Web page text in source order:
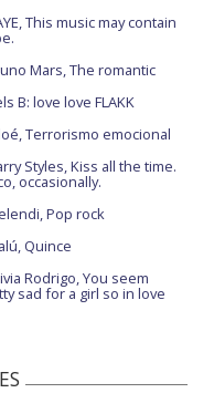
This music may contain
Mars, The romantic
B: love love FLAKK
Terrorismo emocional
Styles, Kiss all the time.
occasionally.
Pop rock
Quince
Rodrigo, You seem
sad for a girl so in love